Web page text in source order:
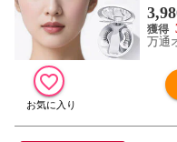
軽減
ルフ
万通